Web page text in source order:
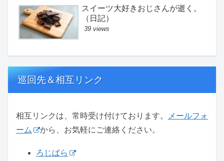
スイーツ大好きおじさんが逝く。
（日記）
39 views
巡回先＆相互リンク
相互リンクは、常時受け付けております。
メールフォ
ーム
から、お気軽にご連絡ください。
ろじぱら